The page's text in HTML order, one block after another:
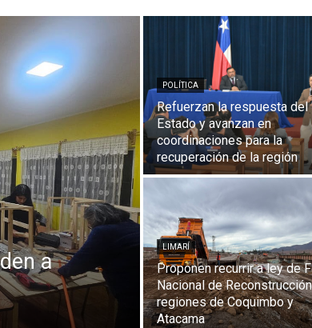
a
POLÍTICA
Refuerzan la respuesta del
Estado y avanzan en
coordinaciones para la
recuperación de la región
LIMARÍ
Proponen recurrir a ley de
Nacional de
regiones de Coquimbo y
Atacama